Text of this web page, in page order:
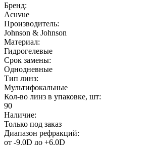
Бренд:
Acuvue
Производитель:
Johnson & Johnson
Материал:
Гидрогелевые
Срок замены:
Однодневные
Тип линз:
Мультифокальные
Кол-во линз в упаковке, шт:
90
Наличие:
Только под заказ
Диапазон рефракций:
от -9.0D до +6.0D